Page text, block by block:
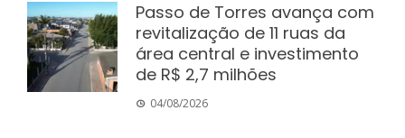
Passo de Torres avança com
revitalização de 11 ruas da
área central e investimento
de R$ 2,7 milhões
04/08/2026